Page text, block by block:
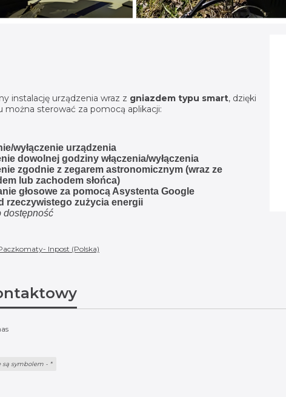
instalację urządzenia wraz z gniazdem typu smart, dzięki
można sterować za pomocą aplikacji:
wyłączenie urządzenia
dowolnej godziny włączenia/wyłączenia
zgodnie z zegarem astronomicznym (wraz ze
lub zachodem słońca)
głosowe za pomocą Asystenta Google
rzeczywistego zużycia energii
dostępność
Inpost (Polska)
są symbolem - *